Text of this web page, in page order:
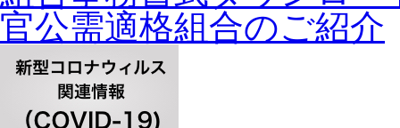
官公需適格組合のご紹介